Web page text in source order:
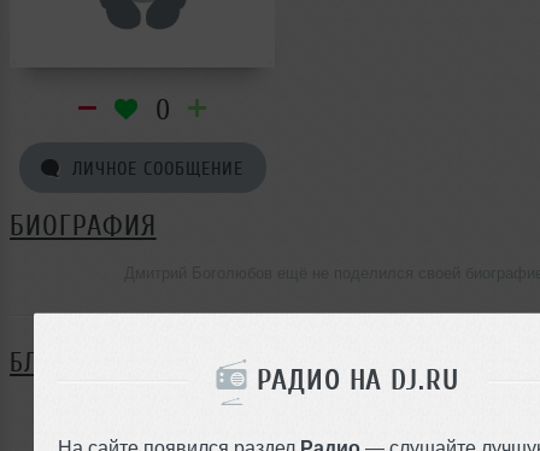
РАДИО НА DJ.RU
На сайте появился раздел Радио — слушайте
0
ЛИЧНОЕ СООБЩЕНИЕ
БИОГРАФИЯ
БЛОГ